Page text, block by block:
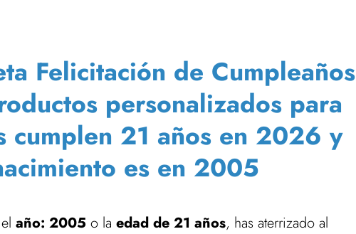
Felicitación de Cumpleaños
personalizados para
cumplen 21 años en 2026 y
es en 2005
año: 2005 o la edad de 21 años, has aterrizado al